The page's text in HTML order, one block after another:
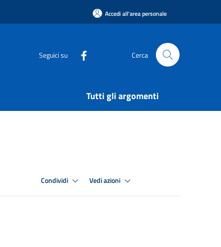
Accedi all'area personale
Seguici su Cerca
Tutti gli argomenti
Condividi Vedi azioni